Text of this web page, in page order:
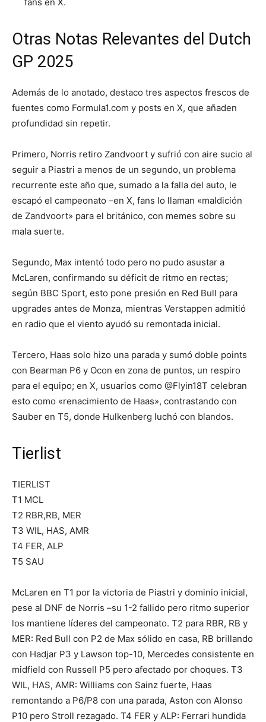
Otras Notas Relevantes del Dutch
GP 2025
Además de lo anotado, destaco tres aspectos frescos de
fuentes como Formula1.com y posts en X, que añaden
profundidad sin repetir.
Primero, Norris retiro Zandvoort y sufrió con aire sucio al
seguir a Piastri a menos de un segundo, un problema
recurrente este año que, sumado a la falla del auto, le
escapó el campeonato –en X, fans lo llaman «maldición
de Zandvoort» para el británico, con memes sobre su
mala suerte.
Segundo, Max intentó todo pero no pudo asustar a
McLaren, confirmando su déficit de ritmo en rectas;
según BBC Sport, esto pone presión en Red Bull para
upgrades antes de Monza, mientras Verstappen admitió
en radio que el viento ayudó su remontada inicial.
Tercero, Haas solo hizo una parada y sumó doble points
con Bearman P6 y Ocon en zona de puntos, un respiro
para el equipo; en X, usuarios como @Flyin18T celebran
esto como «renacimiento de Haas», contrastando con
Sauber en T5, donde Hulkenberg luchó con blandos.
Tierlist
TIERLIST
T1 MCL
T2 RBR,RB, MER
T3 WIL, HAS, AMR
T4 FER, ALP
T5 SAU
McLaren en T1 por la victoria de Piastri y dominio inicial,
pese al DNF de Norris –su 1-2 fallido pero ritmo superior
los mantiene líderes del campeonato. T2 para RBR, RB y
MER: Red Bull con P2 de Max sólido en casa, RB brillando
con Hadjar P3 y Lawson top-10, Mercedes consistente en
midfield con Russell P5 pero afectado por choques. T3
WIL, HAS, AMR: Williams con Sainz fuerte, Haas
remontando a P6/P8 con una parada, Aston con Alonso
P10 pero Stroll rezagado. T4 FER y ALP: Ferrari hundida